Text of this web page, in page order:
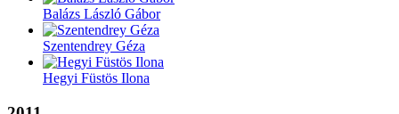
Balázs László Gábor
Szentendrey Géza
Hegyi Füstös Ilona